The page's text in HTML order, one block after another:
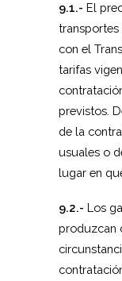
9.1.- El
con el
tarifas
previstos.
de la
usuales o
lugar en
9.2.- Los
produzcan